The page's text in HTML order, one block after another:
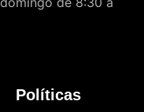
Políticas